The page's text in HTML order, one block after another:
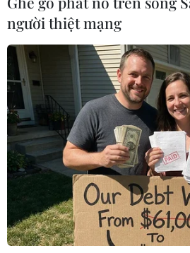
TIN LIÊN QUAN
người thiệt mạng